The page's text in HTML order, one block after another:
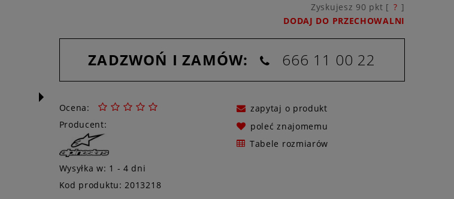
Zyskujesz 90 pkt [ ? ]
DODAJ DO PRZECHOWALNI
ZADZWOŃ I ZAMÓW: 666 11 00 22
Ocena:
Producent:
Wysyłka w: 1 - 4 dni
zapytaj o produkt
poleć znajomemu
Tabele rozmiarów
Kod produktu: 2013218